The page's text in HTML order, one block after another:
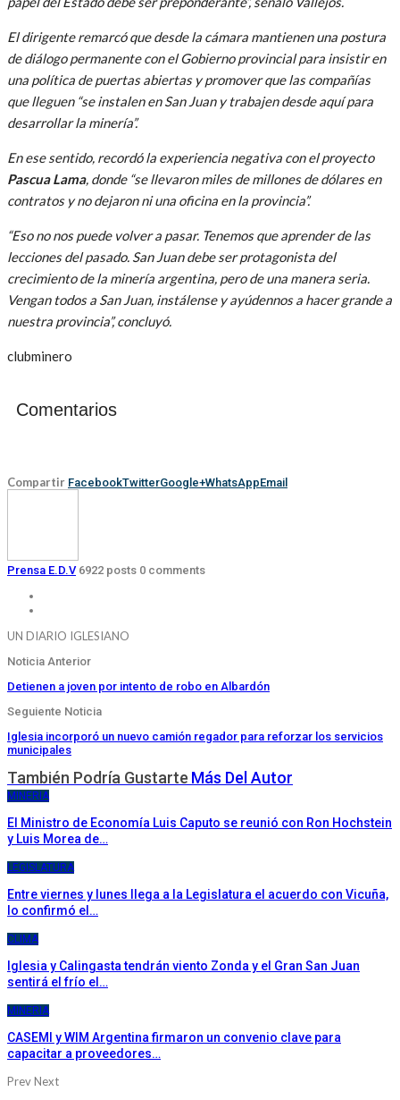
El dirigente remarcó que desde la cámara mantienen una postura
de diálogo permanente con el Gobierno provincial para insistir en
una política de puertas abiertas y promover que las compañías
que lleguen “se instalen en San Juan y trabajen desde aquí para
desarrollar la minería”.
En ese sentido, recordó la experiencia negativa con el proyecto
Pascua Lama, donde “se llevaron miles de millones de dólares en
contratos y no dejaron ni una oficina en la provincia”.
“Eso no nos puede volver a pasar. Tenemos que aprender de las
lecciones del pasado. San Juan debe ser protagonista del
crecimiento de la minería argentina, pero de una manera seria.
Vengan todos a San Juan, instálense y ayúdennos a hacer grande a
nuestra provincia”, concluyó.
clubminero
Comentarios
Compartir FacebookTwitterGoogle+WhatsAppEmail
Prensa E.D.V 6922 posts 0 comments
UN DIARIO IGLESIANO
Noticia Anterior
Detienen a joven por intento de robo en Albardón
Seguiente Noticia
Iglesia incorporó un nuevo camión regador para reforzar los servicios
municipales
También Podría Gustarte Más Del Autor
MINERIA
El Ministro de Economía Luis Caputo se reunió con Ron Hochstein
y Luis Morea de…
LEGISLATURA
Entre viernes y lunes llega a la Legislatura el acuerdo con Vicuña,
lo confirmó el…
CLIMA
Iglesia y Calingasta tendrán viento Zonda y el Gran San Juan
sentirá el frío el…
MINERIA
CASEMI y WIM Argentina firmaron un convenio clave para
capacitar a proveedores…
PrevNext